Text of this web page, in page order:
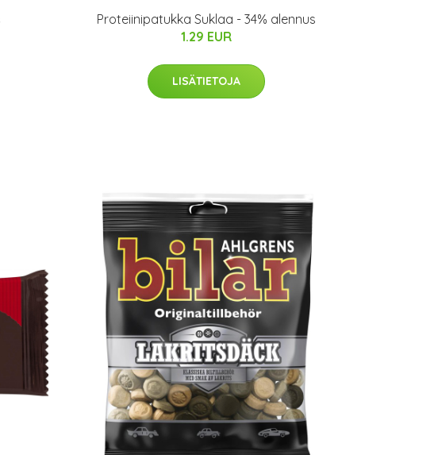
Proteiinipatukka Suklaa - 34% alennus
1.29 EUR
LISÄTIETOJA